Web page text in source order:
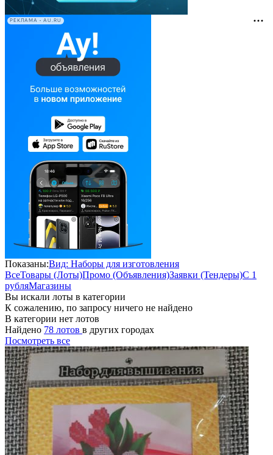
РЕКЛАМА • AU.RU
Показаны:Вид: Наборы для изготовления
ВсеТовары (Лоты)Промо (Объявления)Заявки (Тендеры)С 1
рубляМагазины
Вы искали лоты в категории
К сожалению, по запросу ничего не найдено
В категории нет лотов
Найдено 78 лотов в других городах
Посмотреть все